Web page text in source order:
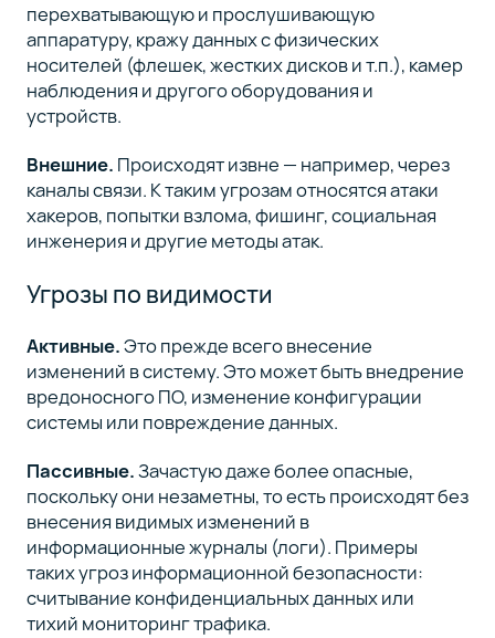
перехватывающую и прослушивающую
аппаратуру, кражу данных с физических
носителей (флешек, жестких дисков и т.п.), камер
наблюдения и другого оборудования и
устройств.
Внешние. Происходят извне — например, через
каналы связи. К таким угрозам относятся атаки
хакеров, попытки взлома, фишинг, социальная
инженерия и другие методы атак.
Угрозы по видимости
Активные.Это прежде всего внесение
изменений в систему. Это может быть внедрение
вредоносного ПО, изменение конфигурации
системы или повреждение данных.
Пассивные.Зачастую даже более опасные,
поскольку они незаметны, то есть происходят без
внесения видимых изменений в
информационные журналы (логи). Примеры
таких угроз информационной безопасности:
считывание конфиденциальных данных или
тихий мониторинг трафика.